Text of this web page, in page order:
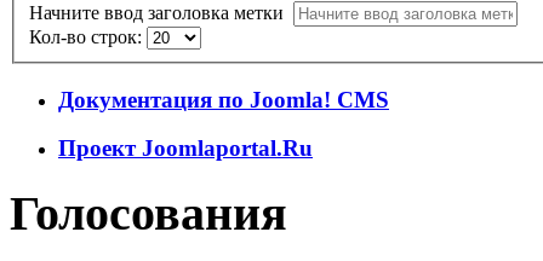
Начните ввод заголовка метки
Кол-во строк:
Документация по Joomla! CMS
Проект Joomlaportal.Ru
Голосования